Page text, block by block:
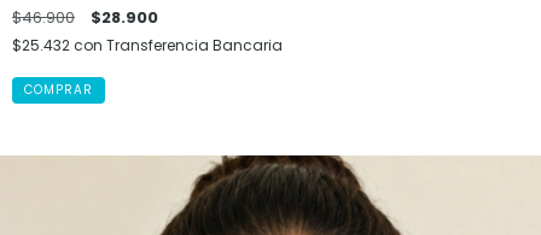
$46.900 $28.900
$25.432con Transferencia Bancaria